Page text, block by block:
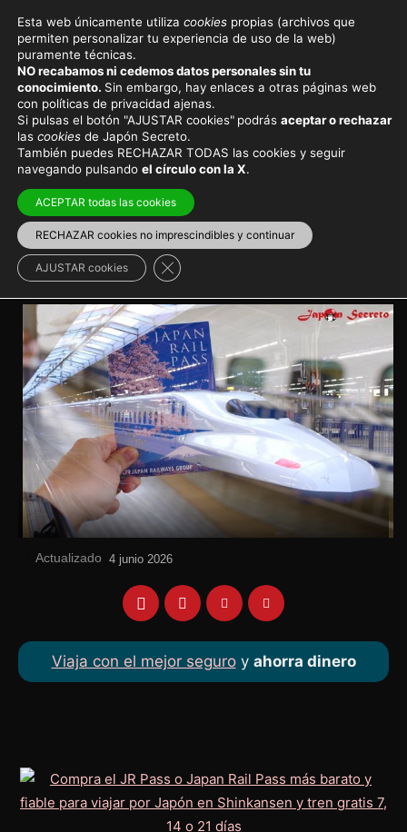
Viajar a Japón Consejos de viaje
JR Pass o Japan Rail Pass:
qué es y cómo comprarlo al
mejor precio
En Japón es posible viajar en tren ilimitadamente
gracias a este fabuloso pase. Te descubrimos todos
los detalles
Transporte en Japón Pases
Actualizado 4 junio 2026
Viaja con el mejor seguroy ahorra dinero
Esta web únicamente utiliza cookies propias (archivos que
permiten personalizar tu experiencia de uso de la web)
puramente técnicas.
NO recabamos ni cedemos datos personales sin tu
conocimiento. Sin embargo, hay enlaces a otras páginas web
con políticas de privacidad ajenas.
Si pulsas el botón "AJUSTAR cookies" podrás aceptar o rechazar
las cookies de Japón Secreto.
También puedes RECHAZAR TODAS las cookies y seguir
navegando pulsando el círculo con la X.
ACEPTAR todas las cookies
RECHAZAR cookies no imprescindibles y continuar
AJUSTAR cookies Cerrar el banner de cookies RGPD